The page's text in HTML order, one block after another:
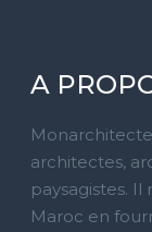
A
architectes,
paysagistes.
Maroc en